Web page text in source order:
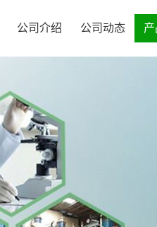
公司介绍 公司动态